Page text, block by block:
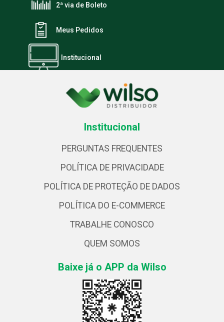
2ª via de Boleto
Meus Pedidos
Institucional
Institucional
PERGUNTAS FREQUENTES
POLÍTICA DE PRIVACIDADE
POLÍTICA DE PROTEÇÃO DE DADOS
POLÍTICA DO E-COMMERCE
TRABALHE CONOSCO
QUEM SOMOS
Baixe já o APP da Wilso